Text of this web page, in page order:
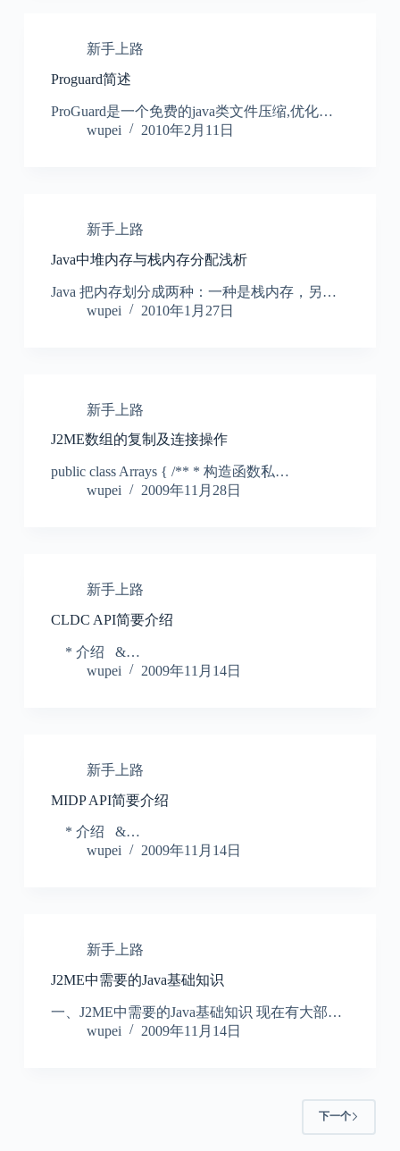
新手上路
Proguard简述
ProGuard是一个免费的java类文件压缩,优化…
wupei
2010年2月11日
新手上路
Java中堆内存与栈内存分配浅析
Java 把内存划分成两种：一种是栈内存，另…
wupei
2010年1月27日
新手上路
J2ME数组的复制及连接操作
public class Arrays { /** * 构造函数私…
wupei
2009年11月28日
新手上路
CLDC API简要介绍
* 介绍 &…
wupei
2009年11月14日
新手上路
MIDP API简要介绍
* 介绍 &…
wupei
2009年11月14日
新手上路
J2ME中需要的Java基础知识
一、J2ME中需要的Java基础知识 现在有大部…
wupei
2009年11月14日
下一个